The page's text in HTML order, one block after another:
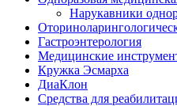
Нарукавники
Гастроэнтерология
Медицинские
Кружка Эсмарха
ДиаКлон
Средства для